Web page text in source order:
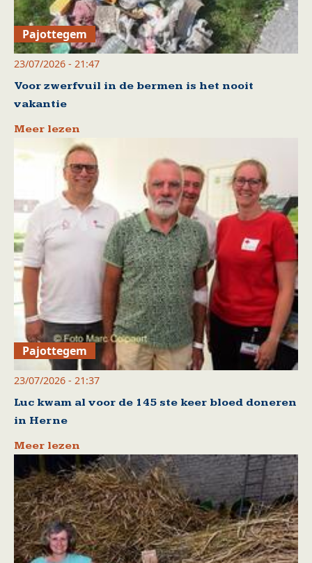
Pajottegem
23/07/2026 - 21:47
Voor zwerfvuil in de bermen is het nooit
vakantie
Meer lezen
Pajottegem
23/07/2026 - 21:37
Luc kwam al voor de 145 ste keer bloed doneren
in Herne
Meer lezen